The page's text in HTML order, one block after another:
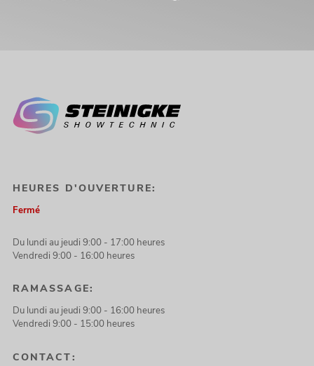
HEURES D'OUVERTURE:
Fermé
Du lundi au jeudi 9:00 - 17:00 heures
Vendredi 9:00 - 16:00 heures
RAMASSAGE:
Du lundi au jeudi 9:00 - 16:00 heures
Vendredi 9:00 - 15:00 heures
CONTACT: